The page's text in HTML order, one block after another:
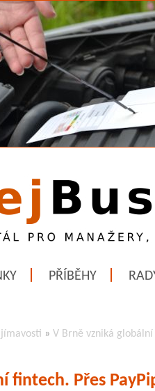
PŘÍBĚHY
» V Brně vzniká
fintech. Přes